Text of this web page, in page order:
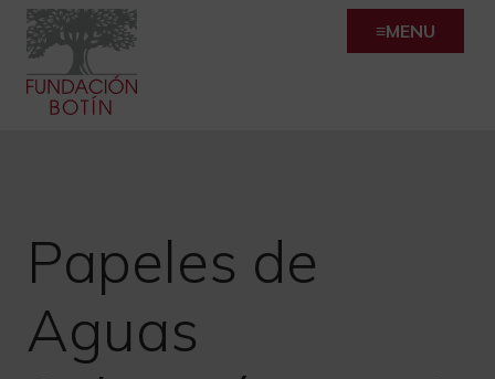
Skip
content
MENU
Papeles de
Aguas